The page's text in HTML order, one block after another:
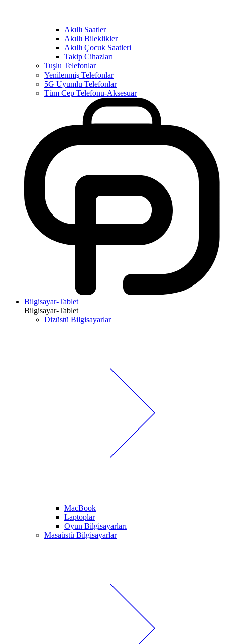
Akıllı Saatler
Akıllı Bileklikler
Akıllı Çocuk Saatleri
Takip Cihazları
Tuşlu Telefonlar
Yenilenmiş Telefonlar
5G Uyumlu Telefonlar
Tüm Cep Telefonu-Aksesuar
Bilgisayar-Tablet
Bilgisayar-Tablet
Dizüstü Bilgisayarlar
MacBook
Laptoplar
Oyun Bilgisayarları
Masaüstü Bilgisayarlar